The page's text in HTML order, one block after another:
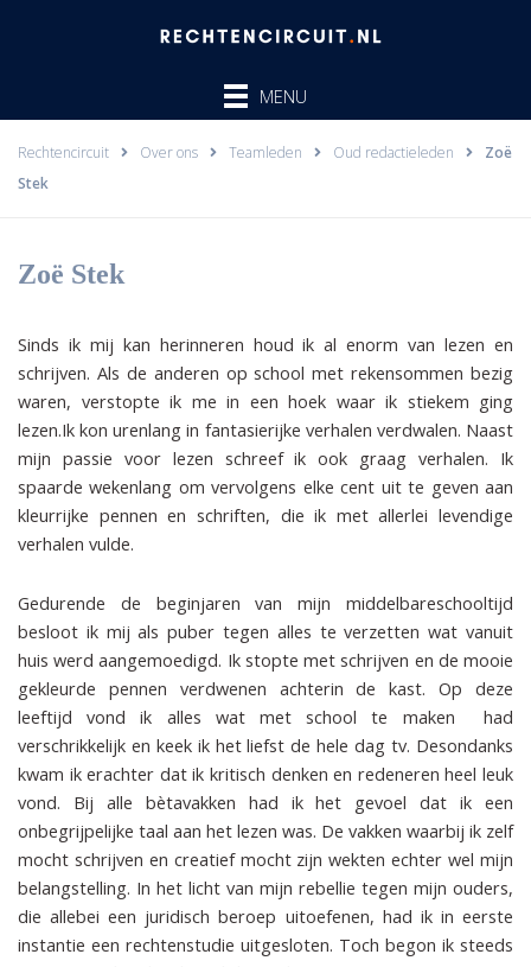
MENU
Rechtencircuit Over ons Teamleden Oud redactieleden
Zoë
Stek
Zoë Stek
Sinds ik mij kan herinneren houd ik al enorm van lezen en
schrijven. Als de anderen op school met rekensommen bezig
waren, verstopte ik me in een hoek waar ik stiekem ging
lezen.Ik kon urenlang in fantasierijke verhalen verdwalen. Naast
mijn passie voor lezen schreef ik ook graag verhalen. Ik
spaarde wekenlang om vervolgens elke cent uit te geven aan
kleurrijke pennen en schriften, die ik met allerlei levendige
verhalen vulde.
Gedurende de beginjaren van mijn middelbareschooltijd
besloot ik mij als puber tegen alles te verzetten wat vanuit
huis werd aangemoedigd. Ik stopte met schrijven en de mooie
gekleurde pennen verdwenen achterin de kast. Op deze
leeftijd vond ik alles wat met school te maken had
verschrikkelijk en keek ik het liefst de hele dag tv. Desondanks
kwam ik erachter dat ik kritisch denken en redeneren heel leuk
vond. Bij alle bètavakken had ik het gevoel dat ik een
onbegrijpelijke taal aan het lezen was. De vakken waarbij ik zelf
mocht schrijven en creatief mocht zijn wekten echter wel mijn
belangstelling. In het licht van mijn rebellie tegen mijn ouders,
die allebei een juridisch beroep uitoefenen, had ik in eerste
instantie een rechtenstudie uitgesloten. Toch begon ik steeds